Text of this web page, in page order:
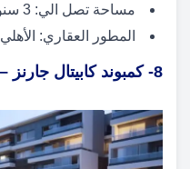
مساحة تصل الي: 3 سنوات
المطور العقاري:
8- كمبوند كابيتال جارنز – المستقبل سيتي